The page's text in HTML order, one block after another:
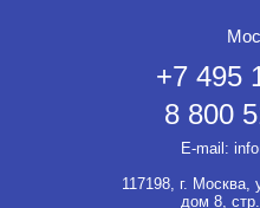
+7 495
8 800
E-mail:
117198, г.
дом 8,